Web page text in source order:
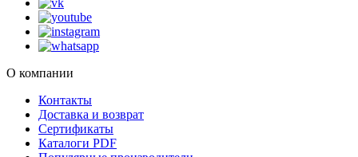
О компании
Контакты
Доставка и возврат
Сертификаты
Каталоги PDF